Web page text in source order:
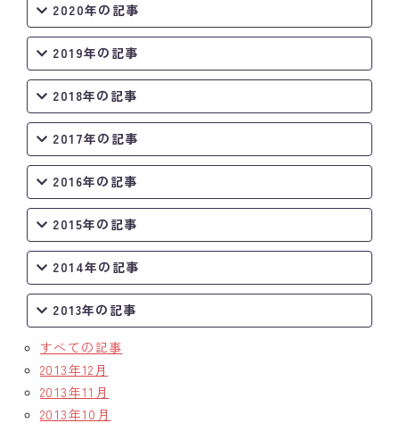
2020年の記事
2019年の記事
2018年の記事
2017年の記事
2016年の記事
2015年の記事
2014年の記事
2013年の記事
すべての記事
2013年12月
2013年11月
2013年10月